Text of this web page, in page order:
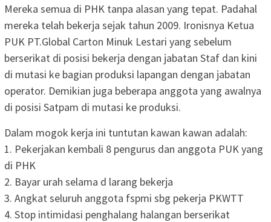
Mereka semua di PHK tanpa alasan yang tepat. Padahal
mereka telah bekerja sejak tahun 2009. Ironisnya Ketua
PUK PT.Global Carton Minuk Lestari yang sebelum
berserikat di posisi bekerja dengan jabatan Staf dan kini
di mutasi ke bagian produksi lapangan dengan jabatan
operator. Demikian juga beberapa anggota yang awalnya
di posisi Satpam di mutasi ke produksi.
Dalam mogok kerja ini tuntutan kawan kawan adalah:
1. Pekerjakan kembali 8 pengurus dan anggota PUK yang
di PHK
2. Bayar urah selama d larang bekerja
3. Angkat seluruh anggota fspmi sbg pekerja PKWTT
4. Stop intimidasi penghalang halangan berserikat